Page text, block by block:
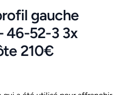
gauche
46-52-3 3x
210€